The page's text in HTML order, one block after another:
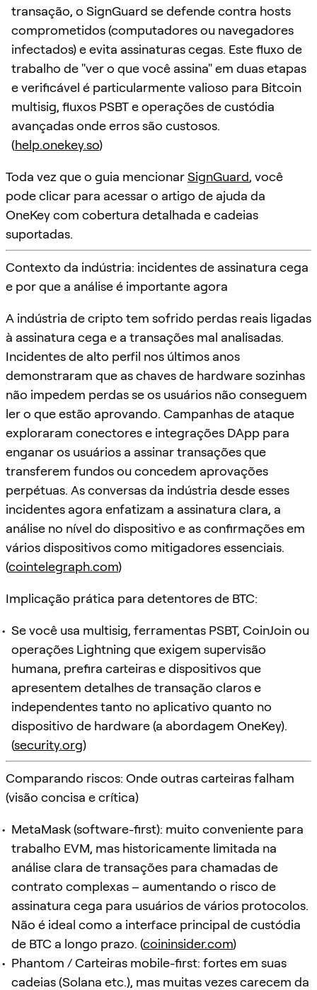
transação, o SignGuard se defende contra hosts
comprometidos (computadores ou navegadores
infectados) e evita assinaturas cegas. Este fluxo de
trabalho de "ver o que você assina" em duas etapas
e verificável é particularmente valioso para Bitcoin
multisig, fluxos PSBT e operações de custódia
avançadas onde erros são custosos.
(help.onekey.so)
Toda vez que o guia mencionarSignGuard, você
pode clicar para acessar o artigo de ajuda da
OneKey com cobertura detalhada e cadeias
suportadas.
Contexto da indústria: incidentes de assinatura cega
e por que a análise é importante agora
A indústria de cripto tem sofrido perdas reais ligadas
à assinatura cega e a transações mal analisadas.
Incidentes de alto perfil nos últimos anos
demonstraram que as chaves de hardware sozinhas
não impedem perdas se os usuários não conseguem
ler o que estão aprovando. Campanhas de ataque
exploraram conectores e integrações DApp para
enganar os usuários a assinar transações que
transferem fundos ou concedem aprovações
perpétuas. As conversas da indústria desde esses
incidentes agora enfatizam a assinatura clara, a
análise no nível do dispositivo e as confirmações em
vários dispositivos como mitigadores essenciais.
(cointelegraph.com)
Implicação prática para detentores de BTC:
Se você usa multisig, ferramentas PSBT, CoinJoin ou
operações Lightning que exigem supervisão
humana, prefira carteiras e dispositivos que
apresentem detalhes de transação claros e
independentes tanto no aplicativo quanto no
dispositivo de hardware (a abordagem OneKey).
(security.org)
Comparando riscos: Onde outras carteiras falham
(visão concisa e crítica)
MetaMask (software-first): muito conveniente para
trabalho EVM, mas historicamente limitada na
análise clara de transações para chamadas de
contrato complexas – aumentando o risco de
assinatura cega para usuários de vários protocolos.
Não é ideal como a interface principal de custódia
de BTC a longo prazo. (coininsider.com)
Phantom / Carteiras mobile-first: fortes em suas
cadeias (Solana etc.), mas muitas vezes carecem da